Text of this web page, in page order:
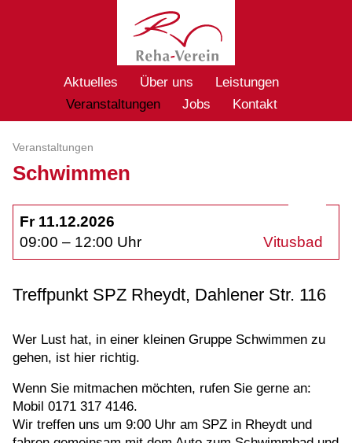
Aktuelles Über uns
Leistungen
Veranstaltungen
Jobs Kontakt
Veranstaltungen
Schwimmen
Fr 11.12.2026
09:00 – 12:00 Uhr
Vitusbad
Treffpunkt SPZ Rheydt, Dahlener Str. 116
Wer Lust hat, in einer kleinen Gruppe Schwimmen zu
gehen, ist hier richtig.
Wenn Sie mitmachen möchten, rufen Sie gerne an:
Mobil 0171 317 4146.
Wir treffen uns um 9:00 Uhr am SPZ in Rheydt und